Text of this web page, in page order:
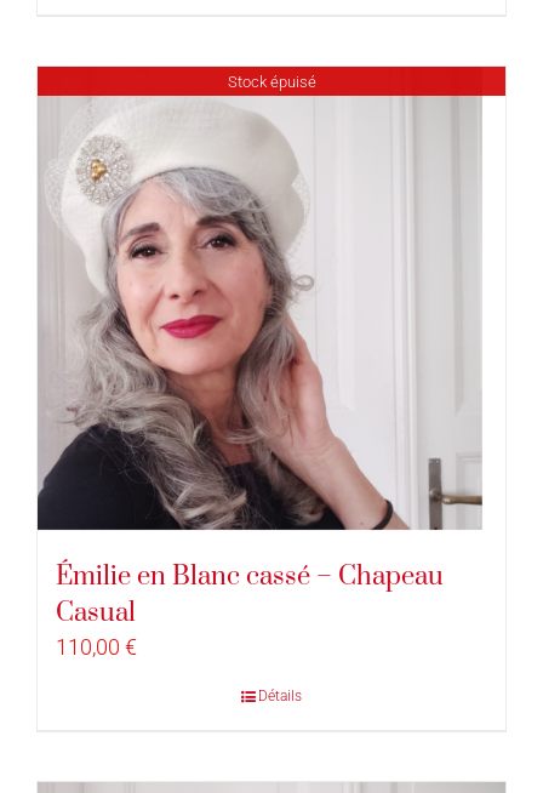
Stock épuisé
Émilie en Blanc cassé – Chapeau
Casual
110,00 €
Détails